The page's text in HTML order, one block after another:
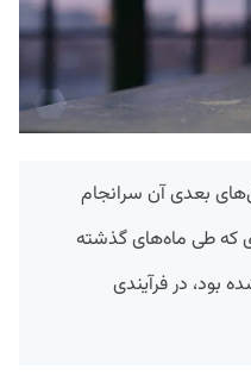
آیفون ۱۴ و مدل‌های بعدی آن سرانجام
که طی ماه‌های گذشته
بود، در فرآیندی